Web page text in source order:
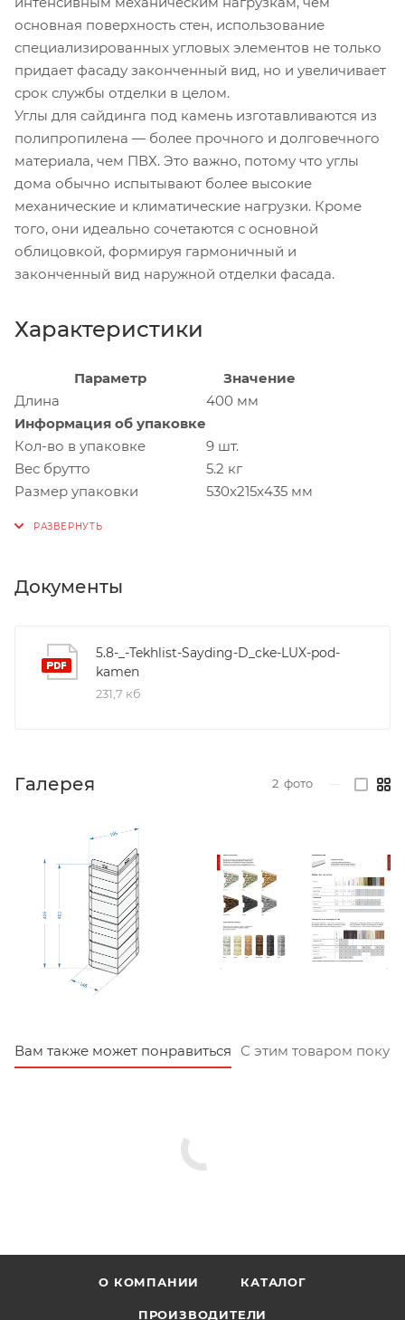
основная поверхность стен, использование
специализированных угловых элементов не только
придает фасаду законченный вид, но и увеличивает
срок службы отделки в целом.
Углы для сайдинга под камень изготавливаются из
полипропилена — более прочного и долговечного
материала, чем ПВХ. Это важно, потому что углы
дома обычно испытывают более высокие
механические и климатические нагрузки. Кроме
того, они идеально сочетаются с основной
облицовкой, формируя гармоничный и
законченный вид наружной отделки фасада.
Характеристики
Параметр
Значение
Длина
400 мм
Информация об упаковке
Кол-во в упаковке
9 шт.
Вес брутто
5.2 кг
Размер упаковки
530x215x435 мм
Документы
5.8-_-Tekhlist-Sayding-D_cke-LUX-pod-
kamen
231,7 кб
Галерея 2 фото
Вам также может понравиться С этим товаром
О КОМПАНИИ КАТАЛОГ
ПРОИЗВОДИТЕЛИ